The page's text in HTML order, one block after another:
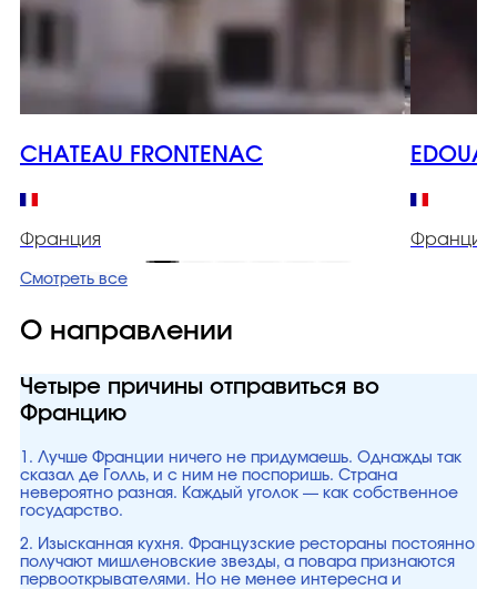
CHATEAU FRONTENAC
Франция Франция
Смотреть все
О направлении
Четыре причины отправиться во
Францию
1. Лучше Франции ничего не придумаешь. Однажды так
сказал де Голль, и с ним не поспоришь. Страна
невероятно разная. Каждый уголок — как собственное
государство.
2. Изысканная кухня. Французские рестораны постоянно
получают мишленовские звезды, а повара признаются
первооткрывателями. Но не менее интересна и